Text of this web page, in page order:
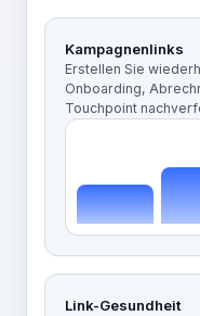
Kampagnenlinks
Erstellen Sie
Onboarding,
Touchpoint
Link-Gesundheit